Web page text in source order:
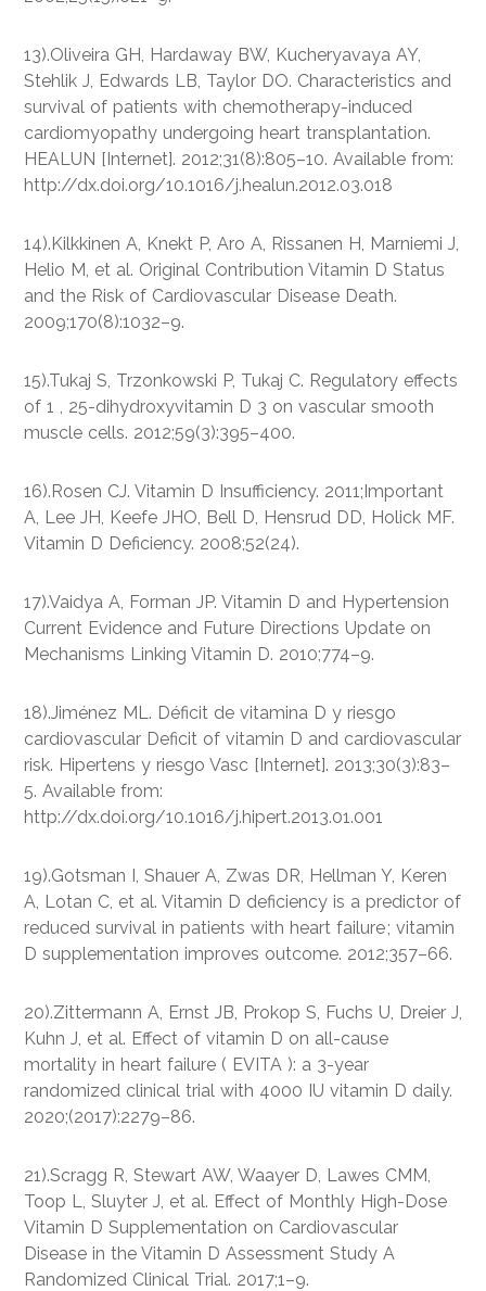
13).Oliveira GH, Hardaway BW, Kucheryavaya AY,
Stehlik J, Edwards LB, Taylor DO. Characteristics and
survival of patients with chemotherapy-induced
cardiomyopathy undergoing heart transplantation.
HEALUN [Internet]. 2012;31(8):805–10. Available from:
http://dx.doi.org/10.1016/j.healun.2012.03.018
14).Kilkkinen A, Knekt P, Aro A, Rissanen H, Marniemi J,
Helio M, et al. Original Contribution Vitamin D Status
and the Risk of Cardiovascular Disease Death.
2009;170(8):1032–9.
15).Tukaj S, Trzonkowski P, Tukaj C. Regulatory effects
of 1 , 25-dihydroxyvitamin D 3 on vascular smooth
muscle cells. 2012;59(3):395–400.
16).Rosen CJ. Vitamin D Insufficiency. 2011;Important
A, Lee JH, Keefe JHO, Bell D, Hensrud DD, Holick MF.
Vitamin D Deficiency. 2008;52(24).
17).Vaidya A, Forman JP. Vitamin D and Hypertension
Current Evidence and Future Directions Update on
Mechanisms Linking Vitamin D. 2010;774–9.
18).Jiménez ML. Déficit de vitamina D y riesgo
cardiovascular Deficit of vitamin D and cardiovascular
risk. Hipertens y riesgo Vasc [Internet]. 2013;30(3):83–
5. Available from:
http://dx.doi.org/10.1016/j.hipert.2013.01.001
19).Gotsman I, Shauer A, Zwas DR, Hellman Y, Keren
A, Lotan C, et al. Vitamin D deficiency is a predictor of
reduced survival in patients with heart failure ; vitamin
D supplementation improves outcome. 2012;357–66.
20).Zittermann A, Ernst JB, Prokop S, Fuchs U, Dreier J,
Kuhn J, et al. Effect of vitamin D on all-cause
mortality in heart failure ( EVITA ): a 3-year
randomized clinical trial with 4000 IU vitamin D daily.
2020;(2017):2279–86.
21).Scragg R, Stewart AW, Waayer D, Lawes CMM,
Toop L, Sluyter J, et al. Effect of Monthly High-Dose
Vitamin D Supplementation on Cardiovascular
Disease in the Vitamin D Assessment Study A
Randomized Clinical Trial. 2017;1–9.